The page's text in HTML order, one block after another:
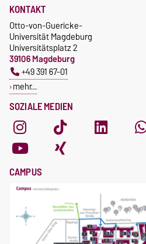
SOZIALE MEDIEN
KONTAKT
Otto-von-Guericke-
Universität Magdeburg
Universitätsplatz 2
39106 Magdeburg
+49 391 67-01
mehr…
CAMPUS